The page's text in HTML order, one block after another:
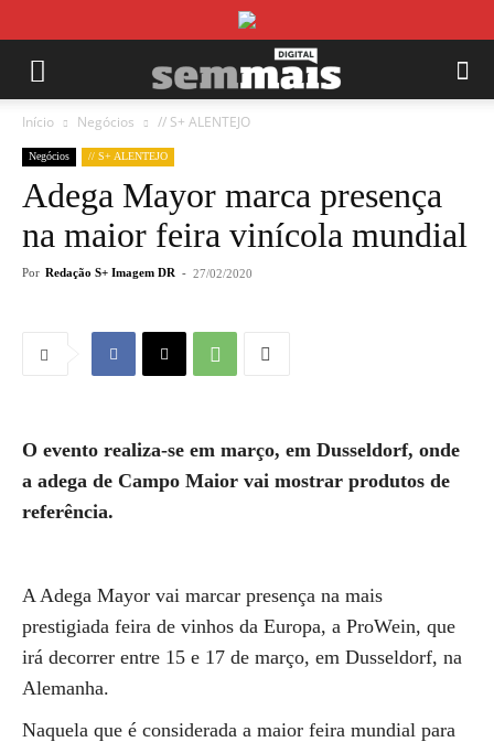
Início Negócios // S+ ALENTEJO
Negócios // S+ ALENTEJO
Adega Mayor marca presença
na maior feira vinícola mundial
Por Redação S+ Imagem DR - 27/02/2020
O evento realiza-se em março, em Dusseldorf, onde
a adega de Campo Maior vai mostrar produtos de
referência.
A Adega Mayor vai marcar presença na mais
prestigiada feira de vinhos da Europa, a ProWein, que
irá decorrer entre 15 e 17 de março, em Dusseldorf, na
Alemanha.
Naquela que é considerada a maior feira mundial para